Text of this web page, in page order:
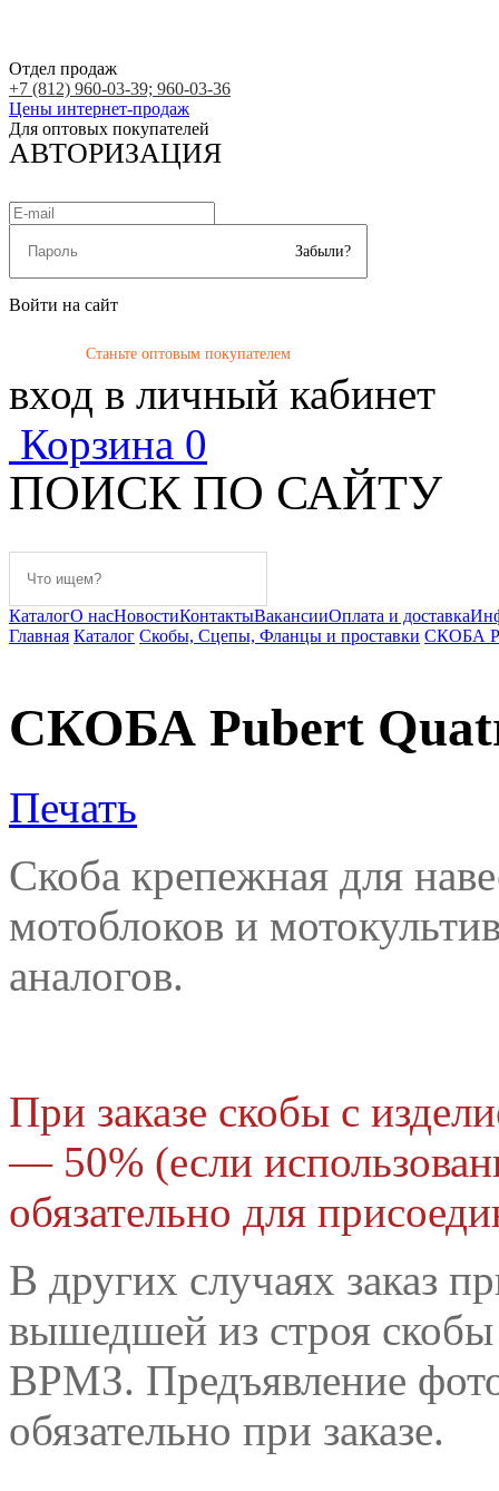
Отдел продаж
+7 (812) 960-03-39; 960-03-36
Цены интернет-продаж
Для оптовых покупателей
АВТОРИЗАЦИЯ
Забыли?
Войти на сайт
Станьте оптовым покупателем
вход в личный кабинет
Корзина 0
ПОИСК ПО САЙТУ
КаталогО насНовостиКонтактыВакансииОплата и доставка
Главная Каталог Скобы, Сцепы, Фланцы и проставки СКОБА
СКОБА Pubert
Печать
Скоба крепежная для
мотоблоков и
аналогов.
При заказе скобы с
— 50% (если
обязательно для
В других случаях заказ
вышедшей из строя скобы
ВРМЗ. Предъявление
обязательно при заказе.